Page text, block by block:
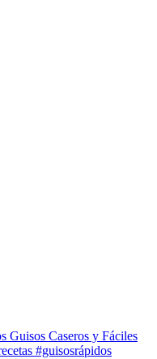
Guisos Caseros y Fáciles
#guisosrápidos